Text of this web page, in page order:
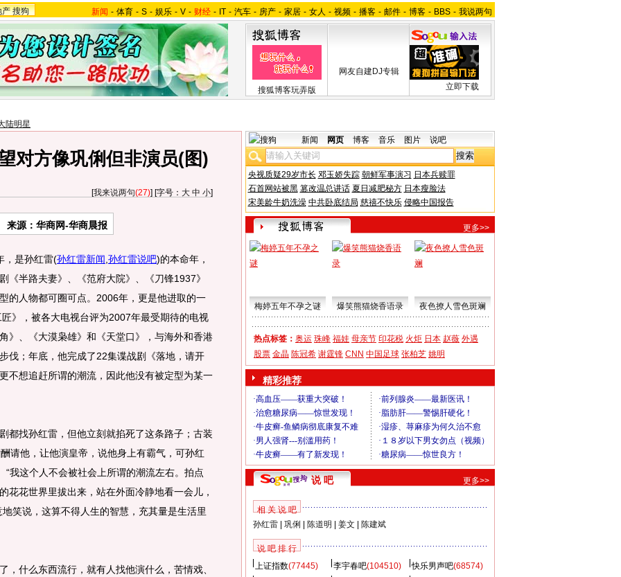
产 搜狗 新闻 - 体育 - S - 娱乐 - V - 财经 - IT - 汽车 - 房产 - 家居 - 女人 - 视频 - 播客 - 邮件 - 博客 - BBS - 我说两句
搜狐博客玩弄版
网友自建DJ专辑
立即下载
陆明星
对方像巩俐但非演员(图)
[我来说两句(27)] [字号： 大 中 小]
来源：华商网-华商晨报
是孙红雷(孙红雷新闻 孙红雷说吧)的本命年，
《半路夫妻》、《范府大院》、《刀锋1937》
的人物都可圈可点。2006年，更是他进取的一
》，被各大电视台评为2007年最受期待的电视
》、《大漠枭雄》和《天堂口》，与海外和香港
伐；年底，他完成了22集谍战剧《落地，请开
想追赶所谓的潮流，因此他没有被定型为某一
找孙红雷，但他立刻就掐死了这条路子；古装
请他，让他演皇帝，说他身上有霸气，可孙红
“我这个人不会被社会上所谓的潮流左右。拍点
花花世界里拔出来，站在外面冷静地看一会儿，
笑说，这算不得人生的智慧，充其量是生活里
么东西流行，就有人找他演什么，苦情戏、
新闻 网页 博客 音乐 图片 说吧
央视质疑29岁市长 邓玉娇失踪 朝鲜军事演习 日本兵赎罪
石首网站被黑 篡改温总讲话 夏日减肥秘方 日本瘦脸法
宋美龄牛奶洗澡 中共卧底结局 慈禧不快乐 侵略中国报告
更多>>
梅婷五年不孕之谜 爆笑熊猫烧香语录 夜色撩人雪色斑斓
热点标签： 奥运 珠峰 福娃 母亲节 印花税 火炬 日本 赵薇 外遇
股票 金晶 陈冠希 谢霆锋 CNN 中国足球 张柏芝 姚明
精彩推荐
说 吧 更多>>
相 关 说 吧
孙红雷| 巩俐 陈道明 姜文 陈建斌
说 吧 排 行
上证指数(77445) 李宇春吧(104510) 快乐男声吧(68574)